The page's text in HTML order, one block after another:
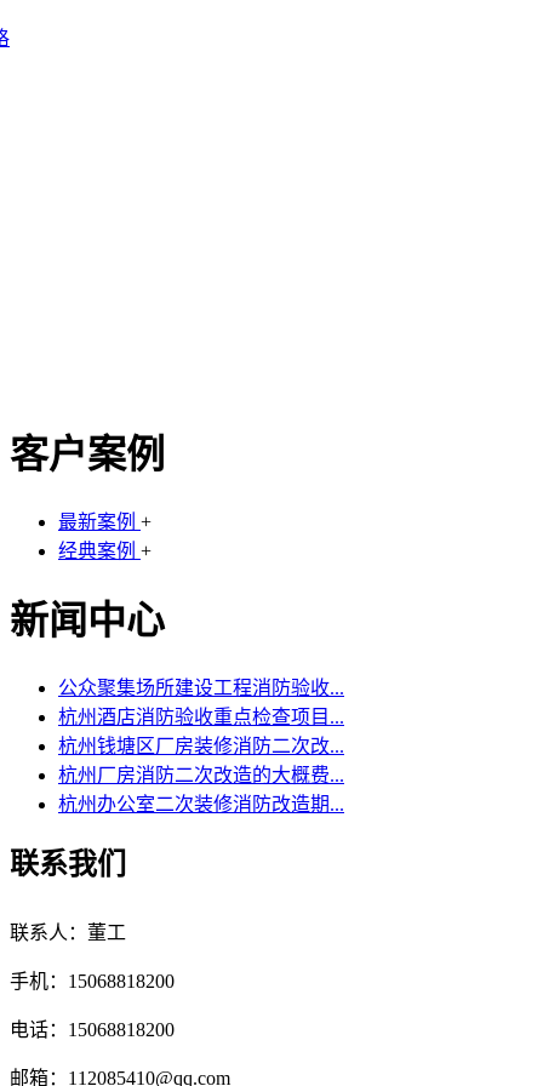
客户案例
最新案例 +
经典案例 +
新闻中心
公众聚集场所建设工程消防验收...
杭州酒店消防验收重点检查项目...
杭州钱塘区厂房装修消防二次改...
杭州厂房消防二次改造的大概费...
杭州办公室二次装修消防改造期...
联系我们
联系人：董工
手机：15068818200
电话：15068818200
邮箱：112085410@qq.com